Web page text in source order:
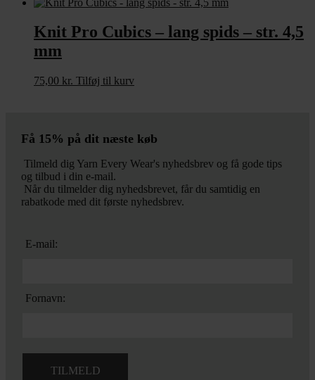
Knit Pro Cubics – lang spids – str. 4,5
mm
75,00 kr. Tilføj til kurv
Få 15% på dit næste køb
Tilmeld dig Yarn Every Wear's nyhedsbrev og få gode tips
og tilbud i din e-mail.
Når du tilmelder dig nyhedsbrevet, får du samtidig en
rabatkode med dit første nyhedsbrev.
E-mail:
Fornavn: